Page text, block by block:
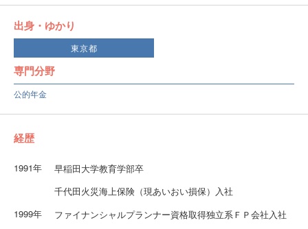
出身・ゆかり
東京都
専門分野
公的年金
経歴
1991年
早稲田大学教育学部卒
千代田火災海上保険（現あいおい損保）入社
1999年
ファイナンシャルプランナー資格取得独立系ＦＰ会社入社